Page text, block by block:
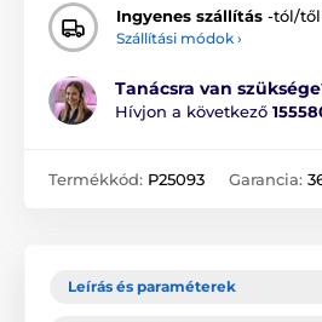
Ingyenes szállítás -tól/től
Szállítási módok ›
Tanácsra van
Hívjon a következő
Termékkód: P25093 Garancia:
Leírás és paraméterek